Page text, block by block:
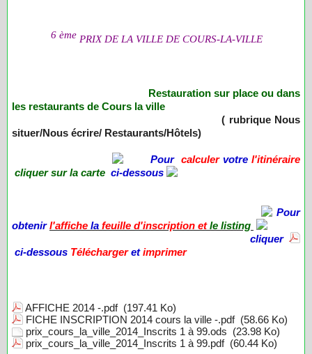
6 ème PRIX DE LA VILLE DE COURS-LA-VILLE
Restauration sur place ou dans
les restaurants de Cours la ville
( rubrique Nous
situer/Nous écrire/ Restaurants/Hôtels)
Pourcalculervotre l'itinéraire
cliquer sur la carte ci-dessous
Pour
obtenirl'affiche la feuille d'inscription etle listing
cliquer
ci-dessous Téléchargeretimprimer
AFFICHE 2014 -.pdf (197.41 Ko)
FICHE INSCRIPTION 2014 cours la ville -.pdf (58.66 Ko)
prix_cours_la_ville_2014_Inscrits 1 à 99.ods (23.98 Ko)
prix_cours_la_ville_2014_Inscrits 1 à 99.pdf (60.44 Ko)